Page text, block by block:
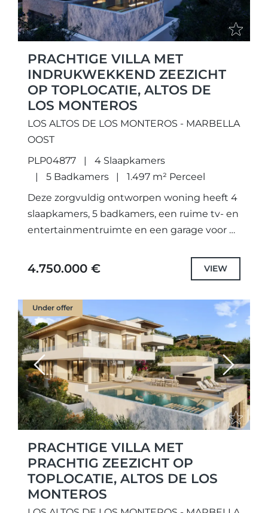
PRACHTIGE VILLA MET
INDRUKWEKKEND ZEEZICHT
OP TOPLOCATIE, ALTOS DE
LOS MONTEROS
LOS ALTOS DE LOS MONTEROS - MARBELLA
OOST
PLP04877
4 Slaapkamers
5 Badkamers
1.497 m² Perceel
Deze zorgvuldig ontworpen woning heeft 4
slaapkamers, 5 badkamers, een ruime tv- en
entertainmentruimte en een garage voor 4
overloopzwembad van 58 m². Deze
4.750.000 € VIEW
Under offer
Previous Next
PRACHTIGE VILLA MET
PRACHTIG ZEEZICHT OP
TOPLOCATIE, ALTOS DE LOS
MONTEROS